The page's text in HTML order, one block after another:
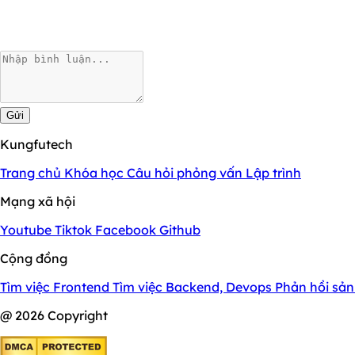
Gửi
Kungfutech
Trang chủ Khóa học Câu hỏi phỏng vấn Lập trình
Mạng xã hội
Youtube Tiktok Facebook Github
Cộng đồng
Tìm việc Frontend Tìm việc Backend, Devops Phản hồi
@ 2026 Copyright